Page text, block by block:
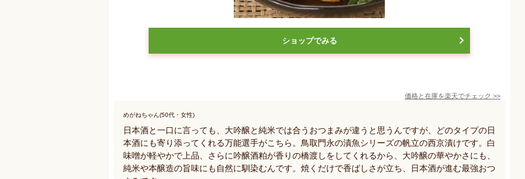
ショップでみる
価格と在庫を楽天でチェック >>
めがねちゃん(50代・女性)
日本酒と一口に言っても、大吟醸と純米では合うおつまみが違うと思うんですが、どのタイプの日
本酒にも寄り添ってくれる万能選手がこちら。鳥取門永の漬魚シリーズの帆立の西京漬けです。白
味噌が軽やかで上品、さらに吟醸酒粕が香りの橋渡しをしてくれるから、大吟醸の華やかさにも、
純米や本醸造の旨味にも自然に馴染むんです。焼くだけで香ばしさが立ち、日本酒が進む最強おつ